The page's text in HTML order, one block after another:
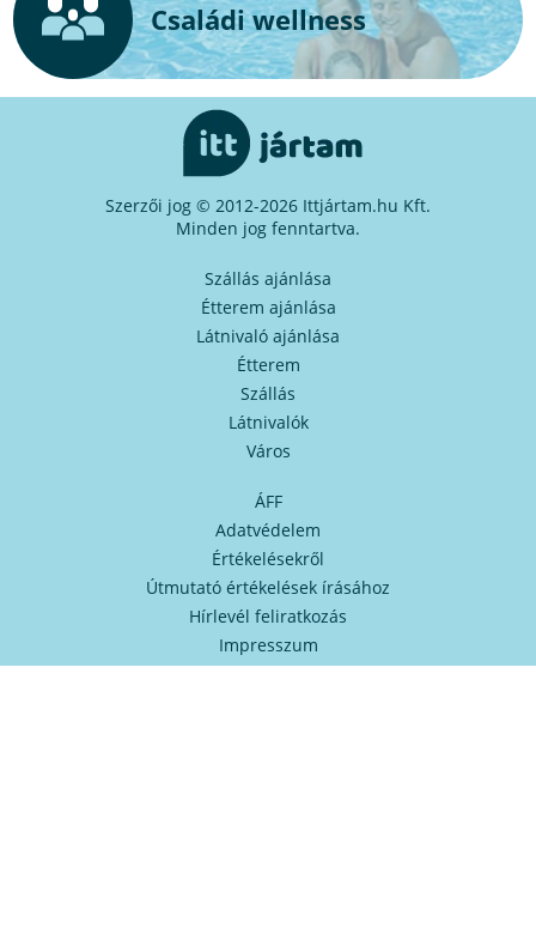
Családi wellness
Szerzői jog © 2012-2026 Ittjártam.hu Kft.
Minden jog fenntartva.
Szállás ajánlása
Étterem ajánlása
Látnivaló ajánlása
Étterem
Szállás
Látnivalók
Város
ÁFF
Adatvédelem
Értékelésekről
Útmutató értékelések írásához
Hírlevél feliratkozás
Impresszum